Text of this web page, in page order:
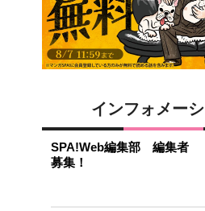
インフォメー
SPA!Web編集部 編集者
募集！